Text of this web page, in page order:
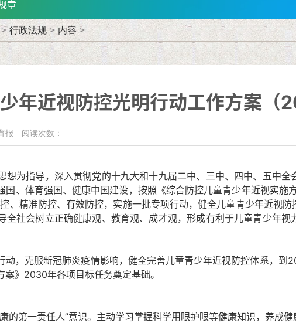
章
> 行政法规 > 内容 >
少年近视防控光明行动工作方案（
报 阅读次数：
为指导，深入贯彻党的十九大和十九届二中、三中、四中、五中全
国、体育强国、健康中国建设，按照《综合防控儿童青少年近视实施
、精准防控、有效防控，实施一批专项行动，健全儿童青少年近视
社会树立正确健康观、教育观、成才观，形成有利于儿童青少年视
，克服新冠肺炎疫情影响，健全完善儿童青少年近视防控体系，到
》2030年各项目标任务奠定基础。
第一责任人”意识。主动学习掌握科学用眼护眼等健康知识，养成